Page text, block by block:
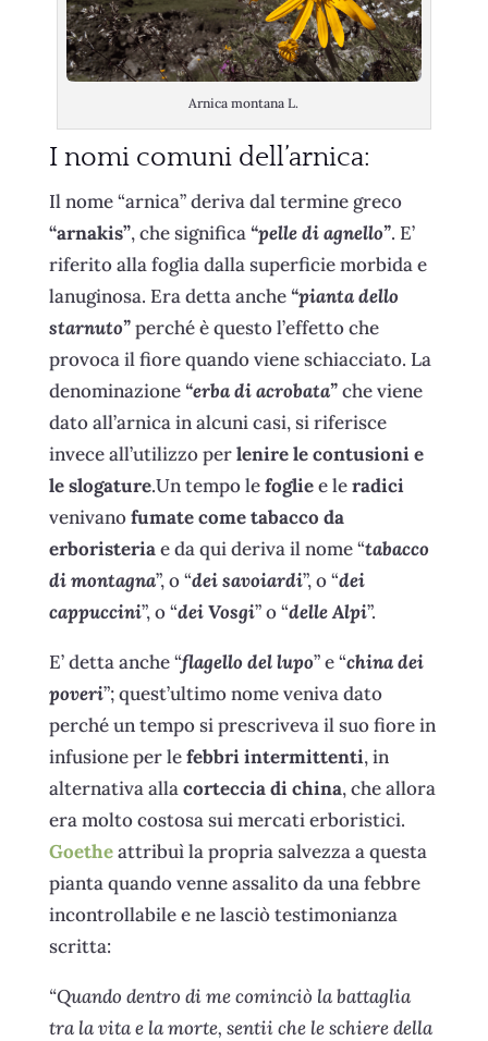
Arnica montana L.
I nomi comuni dell’arnica:
Il nome “arnica” deriva dal termine greco
“arnakis”, che significa “pelle di agnello”. E’
riferito alla foglia dalla superficie morbida e
lanuginosa. Era detta anche “pianta dello
starnuto”perché è questo l’effetto che
provoca il fiore quando viene schiacciato. La
denominazione “erba di acrobata”che viene
dato all’arnica in alcuni casi, si riferisce
invece all’utilizzo perlenire le contusioni e
le slogature.Un tempo lefogliee leradici
venivanofumate come tabacco da
erboristeriae da qui deriva il nome “tabacco
di montagna”, o “dei savoiardi”, o “dei
cappuccini”, o “dei Vosgi” o “delle Alpi”.
E’ detta anche “flagello del lupo” e “china dei
poveri”; quest’ultimo nome veniva dato
perché un tempo si prescriveva il suo fiore in
infusione per lefebbri intermittenti, in
alternativa allacorteccia di china, che allora
era molto costosa sui mercati erboristici.
Goetheattribuì la propria salvezza a questa
pianta quando venne assalito da una febbre
incontrollabile e ne lasciò testimonianza
scritta:
“Quando dentro di me cominciò la battaglia
tra la vita e la morte, sentii che le schiere della